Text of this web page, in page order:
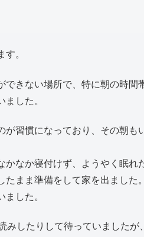
。
きない場所で、特に朝の時間
した。
習慣になっており、その朝も
なか寝付けず、ようやく眠れ
まま準備をして家を出ました
した。
みしたりして待っていましたが